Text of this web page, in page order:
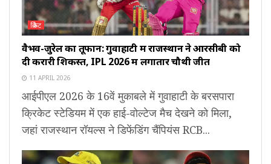
क्रिकेट
वैभव-जुरेल का तूफान: गुवाहाटी में राजस्थान ने आरसीबी को
दी करारी शिकस्त, IPL 2026 में लगातार चौथी जीत
11 APRIL 2026
आईपीएल 2026 के 16वें मुकाबले में गुवाहाटी के बरसपारा
क्रिकेट स्टेडियम में एक हाई-वोल्टेज मैच देखने को मिला,
जहां राजस्थान रॉयल्स ने डिफेंडिंग चैंपियंस RCB...